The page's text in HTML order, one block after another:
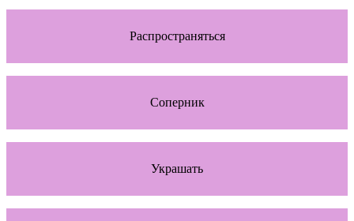
Распространяться
Соперник
Украшать